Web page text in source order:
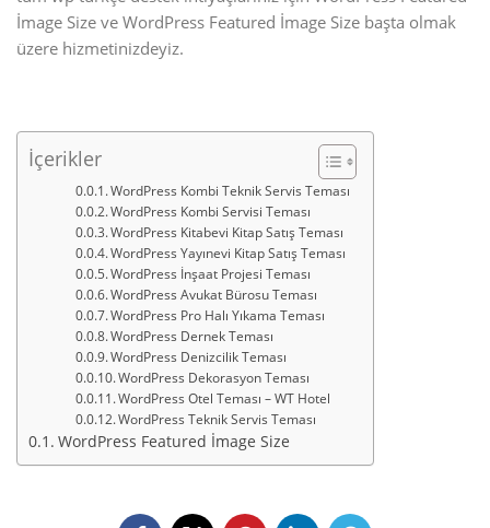
İmage Size ve WordPress Featured İmage Size başta olmak
üzere hizmetinizdeyiz.
İçerikler
WordPress Kombi Teknik Servis Teması
WordPress Kombi Servisi Teması
WordPress Kitabevi Kitap Satış Teması
WordPress Yayınevi Kitap Satış Teması
WordPress İnşaat Projesi Teması
WordPress Avukat Bürosu Teması
WordPress Pro Halı Yıkama Teması
WordPress Dernek Teması
WordPress Denizcilik Teması
WordPress Dekorasyon Teması
WordPress Otel Teması – WT Hotel
WordPress Teknik Servis Teması
WordPress Featured İmage Size